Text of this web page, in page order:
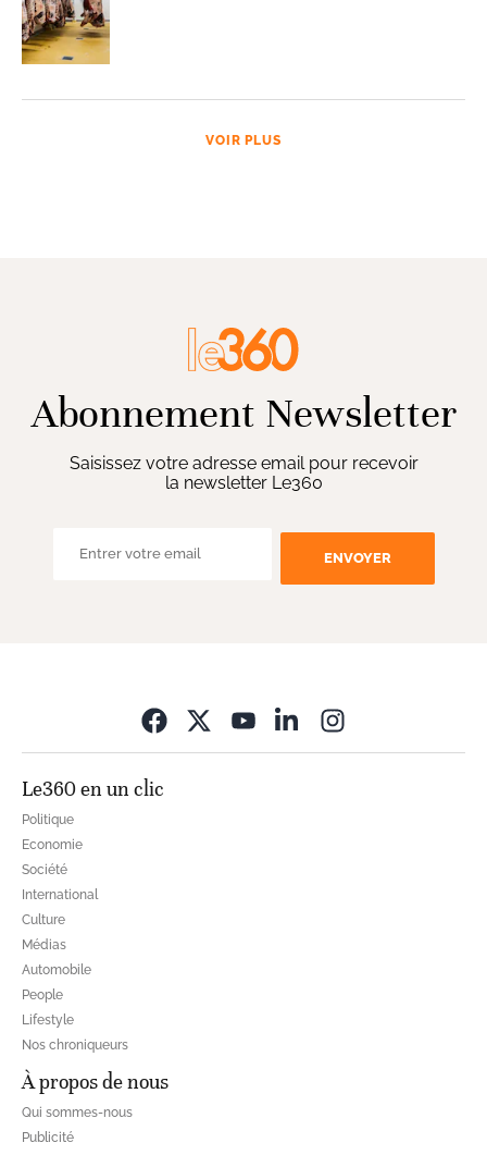
VOIR PLUS
Abonnement Newsletter
Saisissez votre adresse email pour recevoir
la newsletter Le360
ENVOYER
Le360 en un clic
Politique
Economie
Société
International
Culture
Médias
Automobile
People
Lifestyle
Nos chroniqueurs
À propos de nous
Qui sommes-nous
Publicité